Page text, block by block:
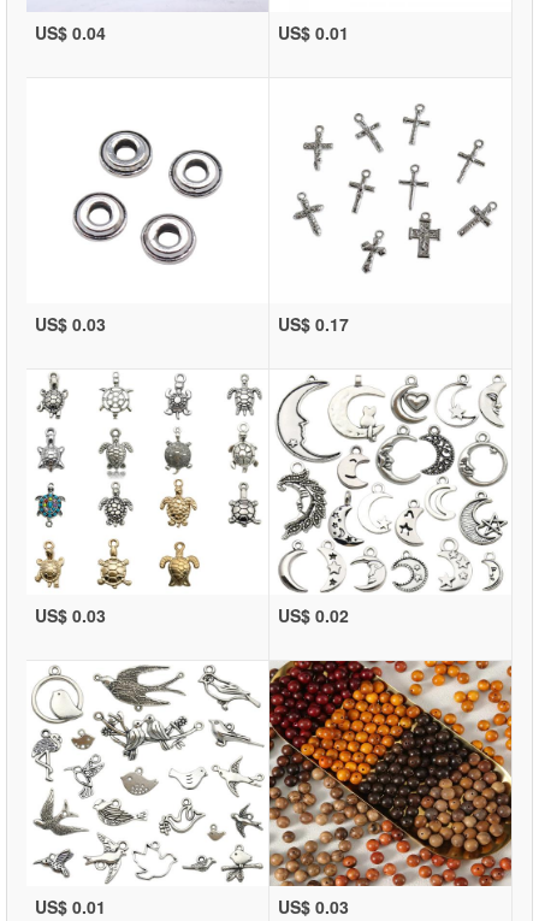
US$ 0.04 US$ 0.01
US$ 0.03 US$ 0.17
US$ 0.03 US$ 0.02
US$ 0.01 US$ 0.03